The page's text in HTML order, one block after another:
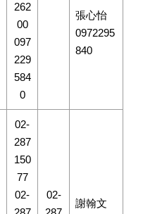
262
00
097
229
584
0
張心怡
0972295
840
02-
287
150
77
02-
02-
謝翰文